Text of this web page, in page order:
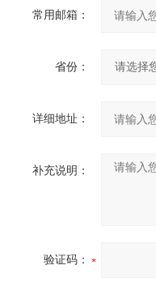
常用邮箱：
省份：
详细地址：
补充说明：
验证码：